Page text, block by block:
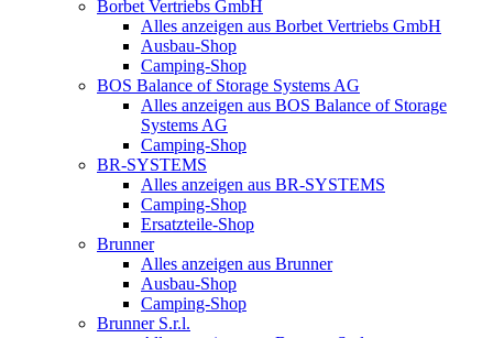
Borbet Vertriebs GmbH
Alles anzeigen aus Borbet Vertriebs GmbH
Ausbau-Shop
Camping-Shop
BOS Balance of Storage Systems AG
Alles anzeigen aus BOS Balance of Storage
Systems AG
Camping-Shop
BR-SYSTEMS
Alles anzeigen aus BR-SYSTEMS
Camping-Shop
Ersatzteile-Shop
Brunner
Alles anzeigen aus Brunner
Ausbau-Shop
Camping-Shop
Brunner S.r.l.